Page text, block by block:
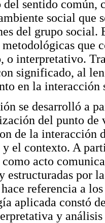
sentido común,
social que
del grupo
que
o interpretativo.
significado, al
en la interacción
se desarrolló a
del punto de
de la interacción
el contexto. A
acto
estructuradas por
referencia a
aplicada constó
y